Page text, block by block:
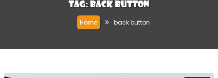
Tag: back button
Home back button